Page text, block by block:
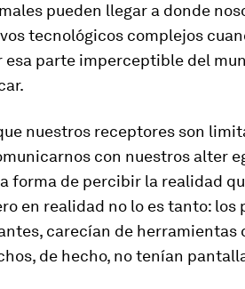
pueden llegar a donde
tecnológicos complejos
esa parte imperceptible del
nuestros receptores son
con nuestros alter
forma de percibir la realidad
en realidad no lo es tanto: los
carecían de herramientas
de hecho, no tenían